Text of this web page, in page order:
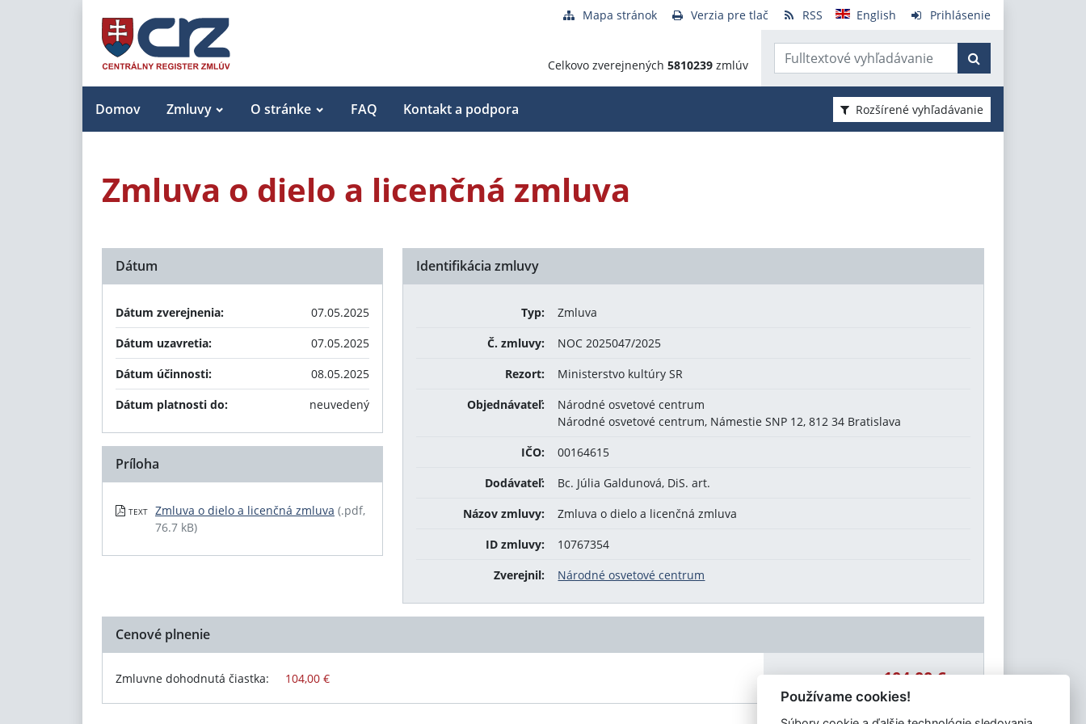
Mapa stránok Verzia pre tlač RSS English Prihlásenie
Celkovo zverejnených 5810239 zmlúv
Domov Zmluvy O stránke FAQ Kontakt a podpora Rozšírené vyhľadávanie
Zmluva o dielo a licenčná zmluva
Identifikácia zmluvy
Typ:
Zmluva
Č. zmluvy:
NOC 2025047/2025
Rezort:
Ministerstvo kultúry SR
Objednávateľ:
Národné osvetové centrum
Národné osvetové centrum, Námestie SNP 12, 812 34 Bratislava
IČO:
00164615
Dodávateľ:
Bc. Júlia Galdunová, DiS. art.
Názov zmluvy:
Zmluva o dielo a licenčná zmluva
ID zmluvy:
10767354
Zverejnil:
Národné osvetové centrum
Dátum
Dátum zverejnenia:
07.05.2025
Dátum uzavretia:
07.05.2025
Dátum účinnosti:
08.05.2025
Dátum platnosti do:
neuvedený
Príloha
TEXT Zmluva o dielo a licenčná zmluva (.pdf,
76.7 kB)
Cenové plnenie
Zmluvne dohodnutá čiastka: 104,00 € Celková čiastka: 104,00 €
Používame cookies!